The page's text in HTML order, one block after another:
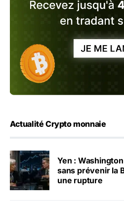
Actualité Crypto monnaie
Yen :
sans prévenir la
une rupture